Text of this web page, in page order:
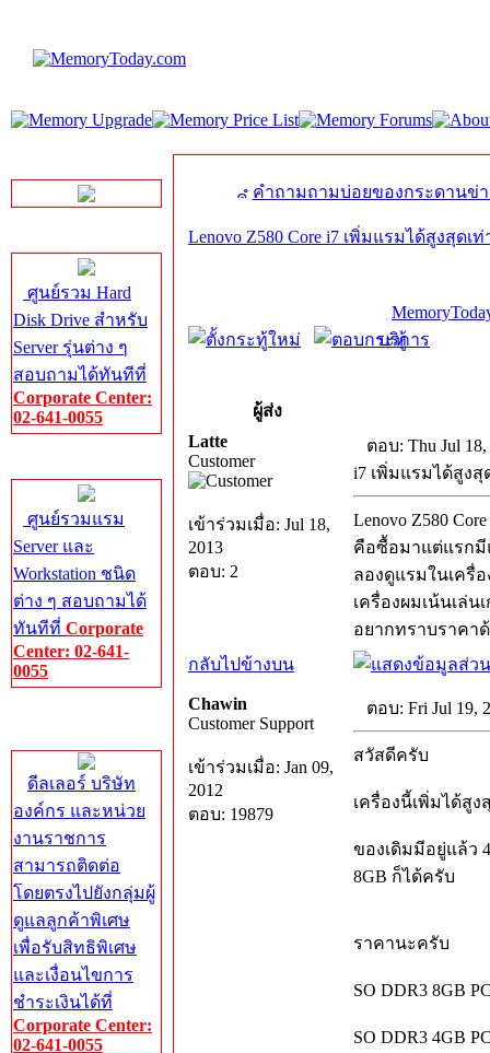
ศูนย์รวม Hard
Disk Drive สำหรับ
Server รุ่นต่าง ๆ
สอบถามได้ทันทีที่
Corporate Center:
02-641-0055
ศูนย์รวมแรม
Server และ
Workstation ชนิด
ต่าง ๆ สอบถามได้
ทันทีที่ Corporate
Center: 02-641-
0055
ดีลเลอร์ บริษัท
องค์กร และหน่วย
งานราชการ
สามารถติดต่อ
โดยตรงไปยังกลุ่มผู้
ดูแลลูกค้าพิเศษ
เพื่อรับสิทธิพิเศษ
และเงื่อนไขการ
ชำระเงินได้ที่
Corporate Center:
02-641-0055
คำถามถามบ่อยของกระดานข่
Lenovo Z580 Core i7 เพิ่มแรมได้สูงสุดเ
บริการ
ผู้ส่ง
Latte
Customer
เข้าร่วมเมื่อ: Jul 18,
2013
ตอบ: 2
ตอบ: Thu Jul 18,
i7 เพิ่มแรมได้สูงสุ
Lenovo Z580
คือซื้อมาแต่แรกมี
ลองดูแรมในเครื่อ
เครื่องผมเน้นเล่
อยากทราบราคา
กลับไปข้างบน
Chawin
Customer Support
เข้าร่วมเมื่อ: Jan 09,
2012
ตอบ: 19879
ตอบ: Fri Jul 19,
สวัสดีครับ
เครื่องนี้เพิ่มได้สูง
ของเดิมมีอยู่แล้ว
8GB ก็ได้ครับ
ราคานะครับ
SO DDR3 8GB
SO DDR3 4GB